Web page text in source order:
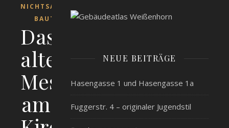
NICHTSAKRALE
BAUTEN
Das
alte
Mesnerhaus
am
NEUE BEITRÄGE
Hasengasse 1 und Hasengasse 1a
Fuggerstr. 4 – originaler Jugendstil